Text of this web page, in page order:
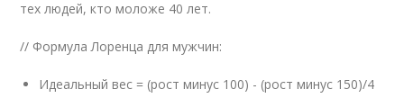
тех людей, кто моложе 40 лет.
// Формула Лоренца для мужчин:
Идеальный вес = (рост минус 100) - (рост минус 150)/4